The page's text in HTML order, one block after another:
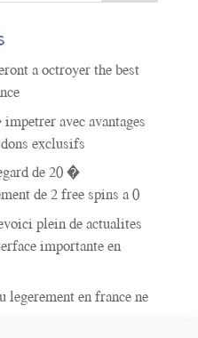
a octroyer the best
avec avantages
exclusifs
de 20 �
de 2 free spins a 0
plein de actualites
importante en
legerement en france ne